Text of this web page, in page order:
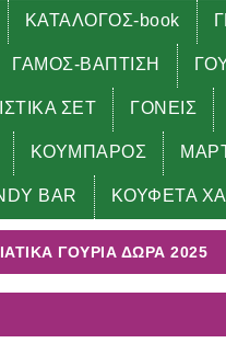
ΚΑΤΑΛΟΓΟΣ-book
ΓΑΜΟΣ-ΒΑΠΤΙΣΗ
ΣΕΤ ΓΟΝΕΙΣ
ΚΟΥΜΠΑΡΟΣ
BAR ΚΟΥΦΕΤΑ
γούρια δώρα
ΓΟΎΡΙΑ ΔΏΡΑ 2025